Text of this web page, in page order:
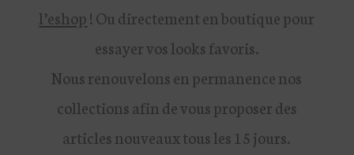
l’eshop! Ou directement en boutique pour
essayer vos looks favoris.
Nous renouvelons en permanence nos
collections afin de vous proposer des
articles nouveaux tous les 15 jours.